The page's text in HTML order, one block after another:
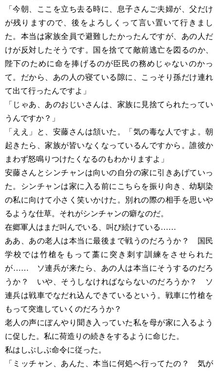
「今朝、ここを立ち去る時に、息子さんご夫婦が、父だけ
が残りますので、後をよろしくって言い置いて行きまし
た。本当は家族全員で避難したかったんですが、あの人だ
けが反対したそうです。国を捨てて敵前逃亡を図るのか、
陛下のために命を捧げるのが臣民の務めじゃないのかっ
て。だから、あの人の寝ている隙に、こっそり孫だけ連れ
て出て行ったんですよ」
「じゃあ、あのおじいさんは、家族に見捨てられたってい
うんですか？」
「ええ」と、安藤さんは頷いた。「気の毒な人ですよ。朝
起きたら、家族が皆いなくなっているんですから。誰彼か
まわず怒鳴りつけたくなるのもわかりますよ」
安藤さんとシンチャンは向いの自分の家に引きあげていっ
た。シンチャンは家に入る前にこちらを振り向き、幼馴染
の私に向けて小さく笑いかけた。別れの際の相手を思いや
るような仕草。それがシンチャンの癖なのだ。
在郷軍人はまだ叫んでいる、叫び続けている……
ああ、あの老人は本当に最後まで戦うのだろうか？ 国民
学校では竹槍をもって藁に突き刺す訓練をさせられた
が…… ソ連兵が来たら、あの人は本当にそうするのだろ
うか？ いや、そうしなければならないのだろうか？ ソ
連兵は戦車でなだれ込んできているという。戦車に竹槍を
もって突進していくのだろうか？
老人の声にぼんやり聞き入っていた私を母が家に入るよう
に促した。私に荷造りの続きをするように命じた。
私はしぶしぶ命令に従った。
「ミッチャン、あんた、本当に何処へ行ってたの？ 気が